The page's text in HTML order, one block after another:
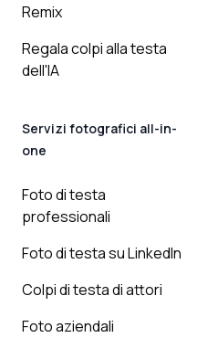
Remix
Regala colpi alla testa
dell'IA
Servizi fotografici all-in-
one
Foto di testa
professionali
Foto di testa su LinkedIn
Colpi di testa di attori
Foto aziendali